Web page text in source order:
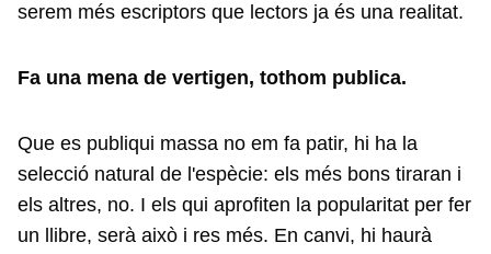
serem més escriptors que lectors ja és una realitat.
Fa una mena de vertigen, tothom publica.
Que es publiqui massa no em fa patir, hi ha la
selecció natural de l'espècie: els més bons tiraran i
els altres, no. I els qui aprofiten la popularitat per fer
un llibre, serà això i res més. En canvi, hi haurà